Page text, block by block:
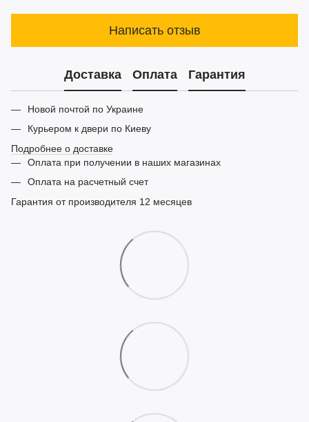
Написать отзыв
Доставка Оплата Гарантия
Новой почтой по Украине
Курьером к двери по Киеву
Подробнее о доставке
Оплата при получении в наших магазинах
Оплата на расчетный счет
Гарантия от производителя 12 месяцев